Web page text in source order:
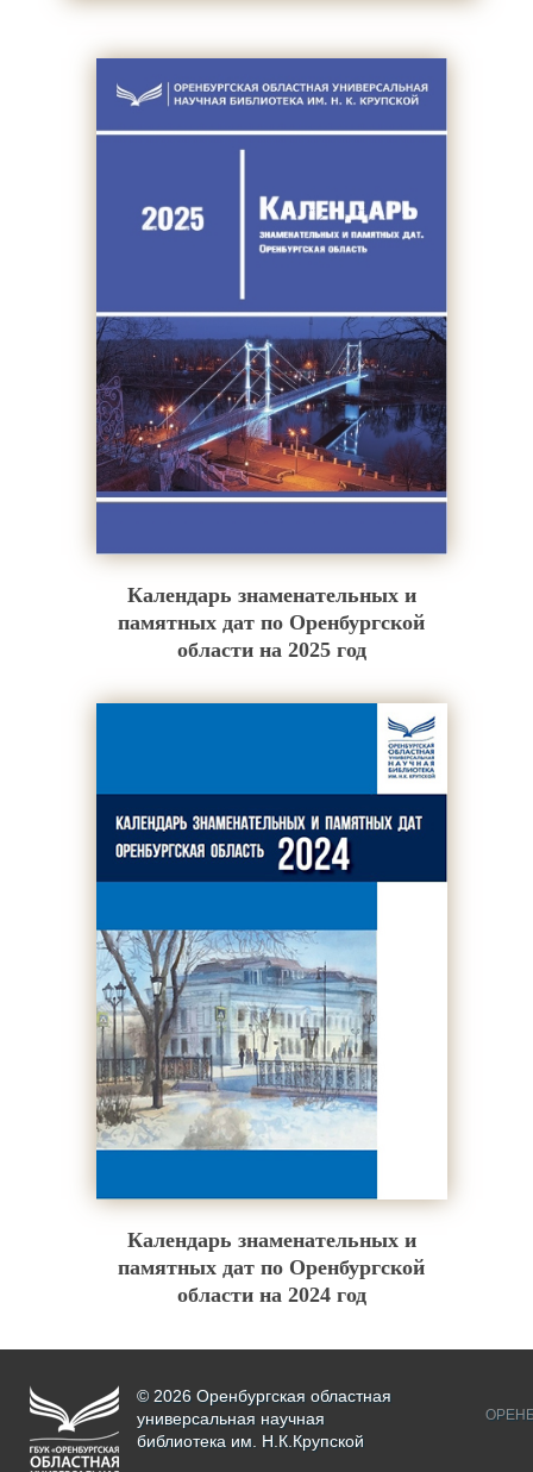
Календарь знаменательных и
памятных дат по Оренбургской
области на 2025 год
Календарь знаменательных и
памятных дат по Оренбургской
области на 2024 год
© 2026 Оренбургская областная
универсальная научная
библиотека им. Н.К.Крупской